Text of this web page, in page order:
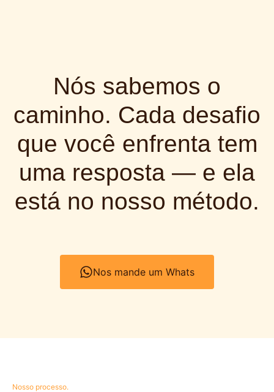
Nós sabemos o
caminho. Cada desafio
que você enfrenta tem
uma resposta — e ela
está no nosso método.
Nos mande um Whats
Nosso processo.